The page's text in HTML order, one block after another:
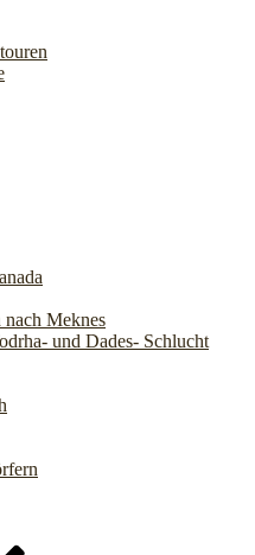
Meknes
und Dades- Schlucht